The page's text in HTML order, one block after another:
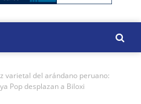
varietal del arándano peruano:
Pop desplazan a Biloxi